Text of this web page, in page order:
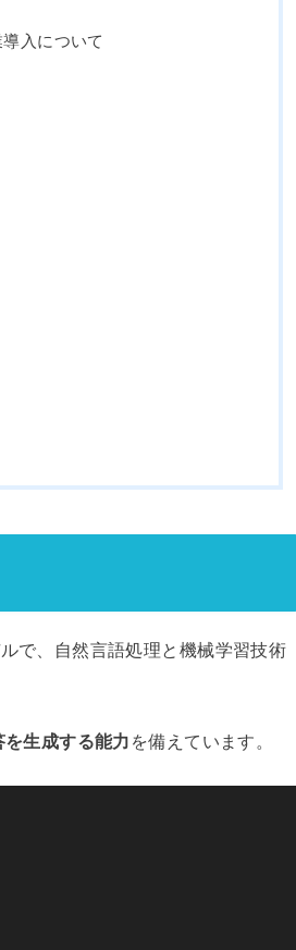
入について
で、自然言語処理と機械学習技術
生成する能力 を備えています。